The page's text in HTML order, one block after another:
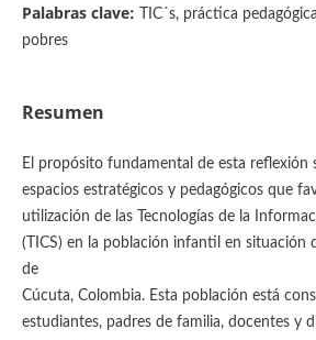
Palabras clave:
TIC´s, práctica
pobres
Resumen
El propósito fundamental de esta reflexión
espacios estratégicos y pedagógicos que
utilización de las Tecnologías de la
(TICS) en la población infantil en situación
de
Cúcuta, Colombia. Esta población está
estudiantes, padres de familia, docentes y